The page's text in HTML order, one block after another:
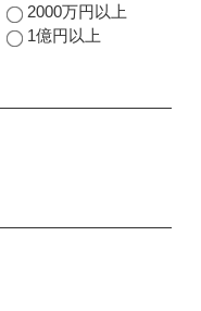
2000万円以上
1億円以上